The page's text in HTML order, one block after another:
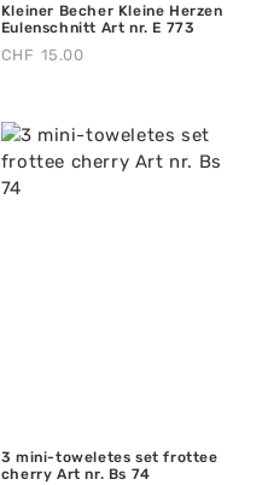
Kleiner Becher Kleine Herzen
Eulenschnitt Art nr. E 773
CHF 15.00
3 mini-toweletes set frottee
cherry Art nr. Bs 74